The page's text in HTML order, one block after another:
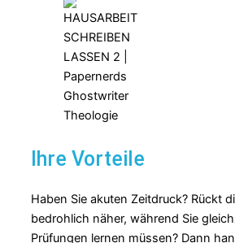
Ihre Vorteile
Haben Sie akuten Zeitdruck? Rückt
bedrohlich näher, während Sie
Prüfungen lernen müssen? Dann